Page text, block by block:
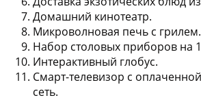
Домашний кинотеатр.
Микроволновая печь с грилем.
Набор столовых приборов на
Интерактивный глобус.
Смарт-телевизор с
сеть.